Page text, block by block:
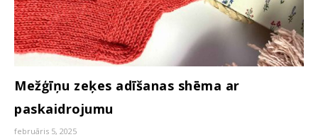
Mežģīņu zeķes adīšanas shēma ar
paskaidrojumu
februāris 5, 2025